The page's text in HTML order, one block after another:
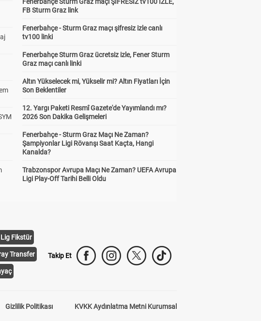
FB Sturm Graz link
Fenerbahçe - Sturm Graz maçı şifresiz izle canlı
tv100 linki
Fenerbahçe Sturm Graz ücretsiz izle, Fener Sturm
Graz maçı canlı linki
Altın Yükselecek mi, Yükselir mi? Altın Fiyatları İçin
Son Beklentiler
12. Yargı Paketi Resmî Gazete'de Yayımlandı mı?
2026 Son Dakika Gelişmeleri
Fenerbahçe - Sturm Graz Maçı Ne Zaman?
Şampiyonlar Ligi Rövanşı Saat Kaçta, Hangi
Kanalda?
Trabzonspor Avrupa Maçı Ne Zaman? UEFA Avrupa
Ligi Play-Off Tarihi Belli Oldu
Fikstür
Transfer Takip Et
Gizlilik Politikası KVKK Aydınlatma Metni Kurumsal